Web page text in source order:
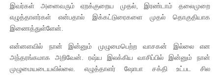
இவர்கள் அனைவரும் ஏறக்குறைய முதல், இரண்டாம் தலைமுறை
எழுத்தாளர்கள் என்பதால் இக்கட்டுரைகளை முதல் தொகுதியாக
இணைத்துள்ளேன்.
என்னளவில் நான் இன்னும் முழுமைபெற்ற வாசகன் இல்லை என
அந்தரங்கமாக அறிவேன். ரஷ்ய இலக்கிய வாசிப்பில் இன்னும் நான்
முழுமையடையவில்லை. எழுத்தாளர் ஷோபா சக்தி உட்பட சில